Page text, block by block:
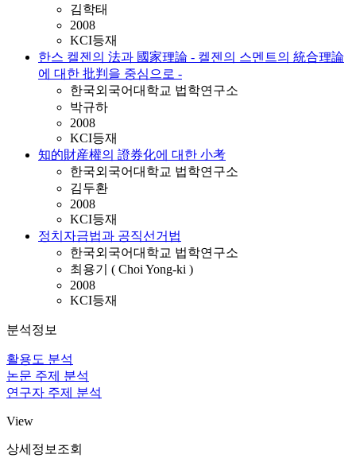
김학태
2008
KCI등재
한스 켈젠의 法과 國家理論 - 켈젠의 스멘트의 統合理論
에 대한 批判을 중심으로 -
한국외국어대학교 법학연구소
박규하
2008
KCI등재
知的財産權의 證券化에 대한 小考
한국외국어대학교 법학연구소
김두환
2008
KCI등재
정치자금법과 공직선거법
한국외국어대학교 법학연구소
최용기 ( Choi Yong-ki )
2008
KCI등재
분석정보
활용도 분석
논문 주제 분석
연구자 주제 분석
View
상세정보조회